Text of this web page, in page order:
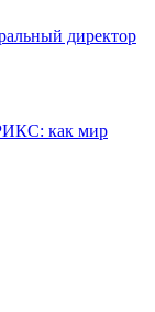
директор
как мир